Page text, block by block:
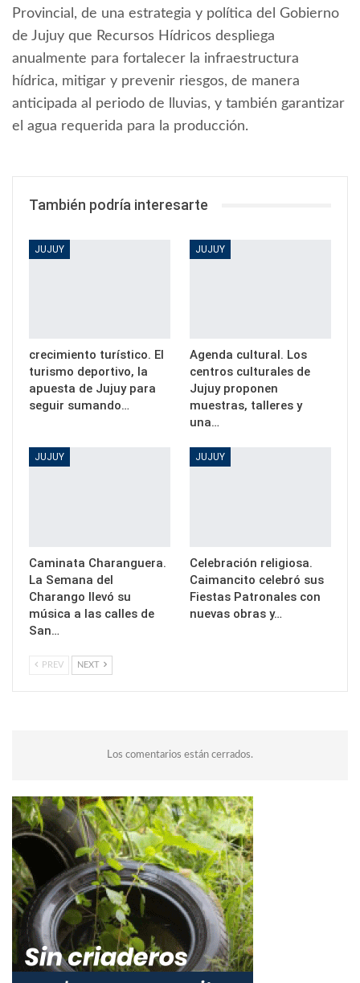
Provincial, de una estrategia y política del Gobierno
de Jujuy que Recursos Hídricos despliega
anualmente para fortalecer la infraestructura
hídrica, mitigar y prevenir riesgos, de manera
anticipada al periodo de lluvias, y también garantizar
el agua requerida para la producción.
También podría interesarte
JUJUY
crecimiento turístico. El
turismo deportivo, la
apuesta de Jujuy para
seguir sumando…
JUJUY
Agenda cultural. Los
centros culturales de
Jujuy proponen
muestras, talleres y
una…
JUJUY
Caminata Charanguera.
La Semana del
Charango llevó su
música a las calles de
San…
JUJUY
Celebración religiosa.
Caimancito celebró sus
Fiestas Patronales con
nuevas obras y…
PREV NEXT
Los comentarios están cerrados.